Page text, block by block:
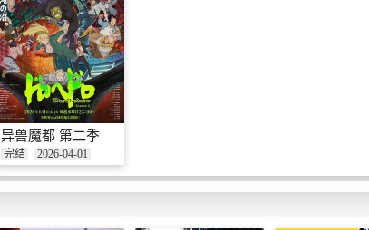
异兽魔都 第二季
完结 2026-04-01